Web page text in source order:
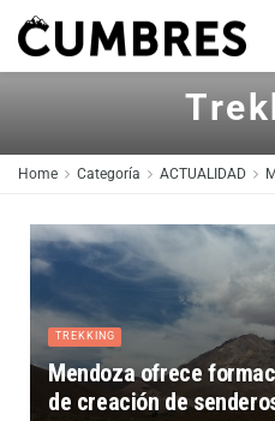
Home Categoría ACTUALIDAD
TREKKING
Mendoza ofrece
de creación de